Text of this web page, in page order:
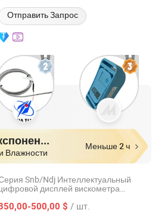
Отправить Запрос
Быстрый ответ Экспоненты
Влажности
Меньше 2 ч
Snb/Ndj Интеллектуальный
дисплей вискометра
Датчик температуры
500,00 $ / шт.
Xinhua Yongxing Glass